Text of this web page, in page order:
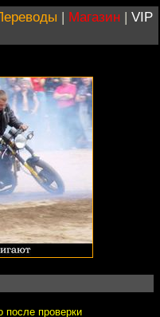
| Магазин | VIP
после проверки